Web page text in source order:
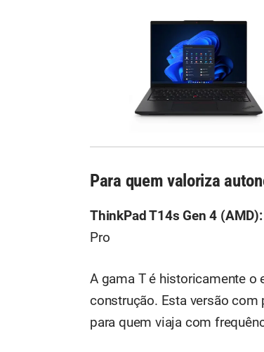
Para quem valoriza
ThinkPad T14s Gen 4 (AMD):
Pro
A gama T é historicamente o
construção. Esta versão com
para quem viaja com